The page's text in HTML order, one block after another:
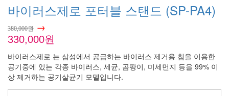
바이러스제로 포터블 스탠드 (SP-PA4)
380,000원 →
330,000원
바이러스제로 는 삼성에서 공급하는 바이러스 제거용 침을 이용한
공기중에 있는 각종 바이러스, 세균, 곰팡이, 미세먼지 등을 99% 이
상 제거하는 공기살균기 모델입니다.